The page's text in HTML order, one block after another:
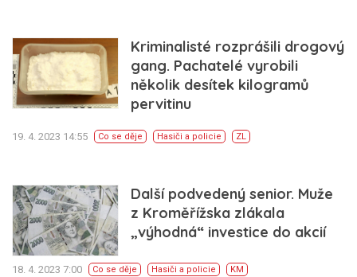
Kriminalisté rozprášili drogový
gang. Pachatelé vyrobili
několik desítek kilogramů
pervitinu
19. 4. 2023 14:55 Co se děje Hasiči a policie ZL
Další podvedený senior. Muže
z Kroměřížska zlákala
„výhodná“ investice do akcií
18. 4. 2023 7:00 Co se děje Hasiči a policie KM